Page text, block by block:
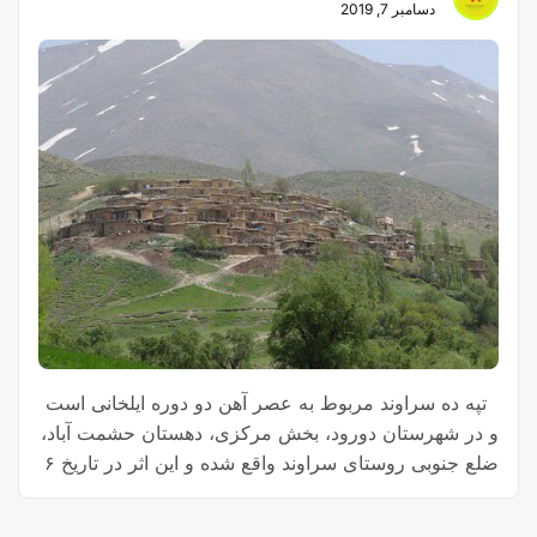
دسامبر 7, 2019
‍ ‍ تپه ده سراوند مربوط به عصر آهن دو دوره ایلخانی است
و در شهرستان دورود، بخش مرکزی، دهستان حشمت آباد،
ضلع جنوبی روستای سراوند واقع شده و این اثر در تاریخ ۶